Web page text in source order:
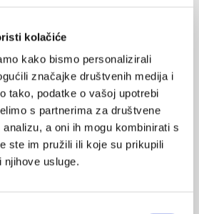
kolačiće
kako bismo personalizirali
značajke društvenih medija i
tako, podatke o vašoj upotrebi
s partnerima za društvene
a oni ih mogu kombinirati s
ste im pružili ili koje su prikupili
njihove usluge.
od epilepsije su bupropion i triciklici
liječenje migrene,poput
se ne preporučuju uz uzimanje MAO
putem monoaminooksidaze A.
uz uzimanje CYP3A4 inhibitora.
se koriste za liječenje demencije
i 3A4 radi čega je potreban oprez